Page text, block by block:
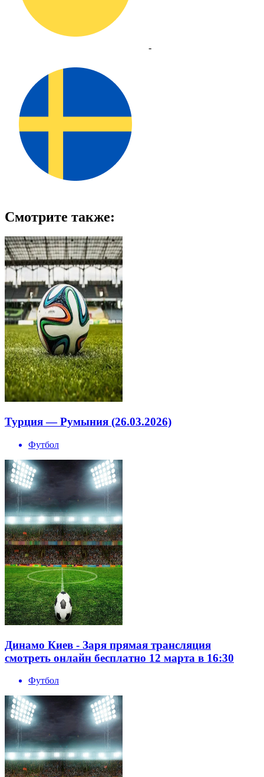
-
Смотрите также:
Турция — Румыния (26.03.2026)
Футбол
Динамо Киев - Заря прямая трансляция
смотреть онлайн бесплатно 12 марта в 16:30
Футбол